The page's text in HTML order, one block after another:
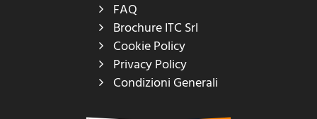
FAQ
Brochure ITC Srl
Cookie Policy
Privacy Policy
Condizioni Generali